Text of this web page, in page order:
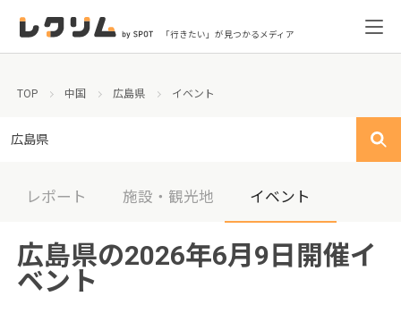
「行きたい」が見つかるメディア
TOP 中国 広島県 イベント
広島県
レポート 施設・観光地 イベント
広島県の2026年6月9日開催イ
ベント